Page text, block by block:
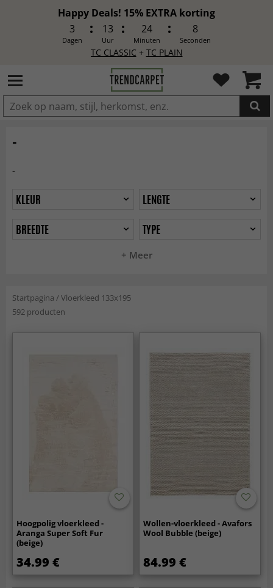
Happy Deals! 15% EXTRA korting
3
Dagen
13
Uur
24
Minuten
5
Seconden
TC CLASSIC + TC PLAIN
-
-
+ Meer
KLEUR
LENGTE
BREEDTE
TYPE
Startpagina /Vloerkleed 133x195
592 producten
Hoogpolig vloerkleed -
Aranga Super Soft Fur
(beige)
34.99 €
Wollen-vloerkleed - Avafors
Wool Bubble (beige)
84.99 €